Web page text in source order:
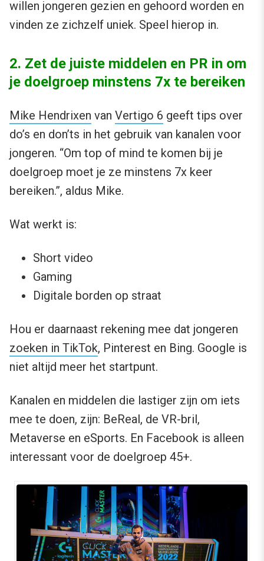
willen jongeren gezien en gehoord worden en
vinden ze zichzelf uniek. Speel hierop in.
2. Zet de juiste middelen en PR in om
je doelgroep minstens 7x te bereiken
Mike Hendrixen van Vertigo 6 geeft tips over
do’s en don’ts in het gebruik van kanalen voor
jongeren. “Om top of mind te komen bij je
doelgroep moet je ze minstens 7x keer
bereiken.”, aldus Mike.
Wat werkt is:
Short video
Gaming
Digitale borden op straat
Hou er daarnaast rekening mee dat jongeren
zoeken in TikTok, Pinterest en Bing. Google is
niet altijd meer het startpunt.
Kanalen en middelen die lastiger zijn om iets
mee te doen, zijn: BeReal, de VR-bril,
Metaverse en eSports. En Facebook is alleen
interessant voor de doelgroep 45+.